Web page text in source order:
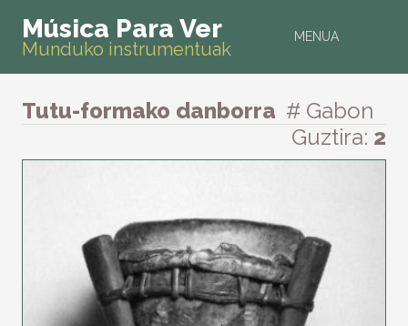
MENUA
Música Para Ver
Munduko instrumentuak
Tutu-formako danborra # Gabon
Guztira: 2